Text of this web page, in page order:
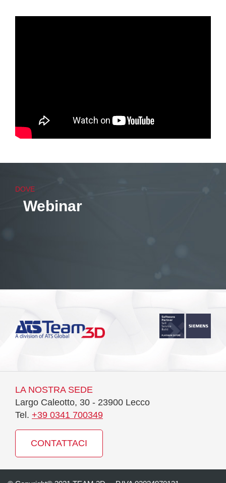
DOVE
Webinar
LA NOSTRA SEDE
Largo Caleotto, 30 - 23900 Lecco
Tel. +39 0341 700349
CONTATTACI